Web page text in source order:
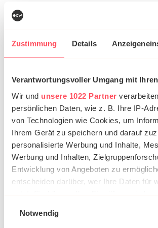
Zustimmung Details
Verantwortungsvoller Umgang mit
Wir und unsere 1022 Partner
persönlichen Daten, wie z. B. Ihre IP-
von Technologien wie Cookies, um
Ihrem Gerät zu speichern und darauf
personalisierte Werbung und Inhalte,
Werbung und Inhalten,
Entwicklung von Angeboten zu
entscheiden darüber, wer Ihre Daten für
Trigger Symbol ändern oder widerrufen
Einwilligungsauswahl
Notwendig
Führen Sie ein PIM-System ein